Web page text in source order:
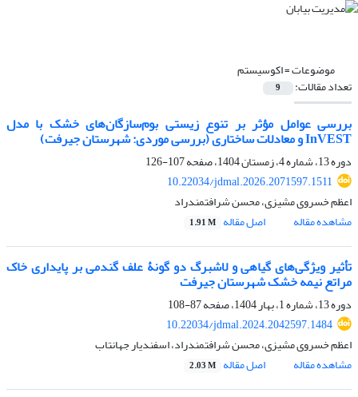
موضوعات =اکوسیستم
تعداد مقالات: 9
بررسی عوامل مؤثر بر تنوع زیستی بوم‌سازگان‌های خشک با مدل‌
InVESTو معادلات ساختاری (بررسی موردی: شهرستان جیرفت)
دوره 13، شماره 4، زمستان 1404، صفحه
107-126
10.22034/jdmal.2026.2071597.1511
اعظم خسروی مشیزی، محسن شرافتمندراد
مشاهده مقاله
اصل مقاله 1.91 M
تأثیر ویژگی‌های گیاهی و لاشبرگ دو گونۀ علف گندمی بر پایداری خاک
مراتع نیمه خشک شهرستان جیرفت
دوره 13، شماره 1، بهار 1404، صفحه
87-108
10.22034/jdmal.2024.2042597.1484
اعظم خسروی مشیزی، محسن شرافتمندراد، اسفندیار جهانتاب
مشاهده مقاله
اصل مقاله 2.03 M